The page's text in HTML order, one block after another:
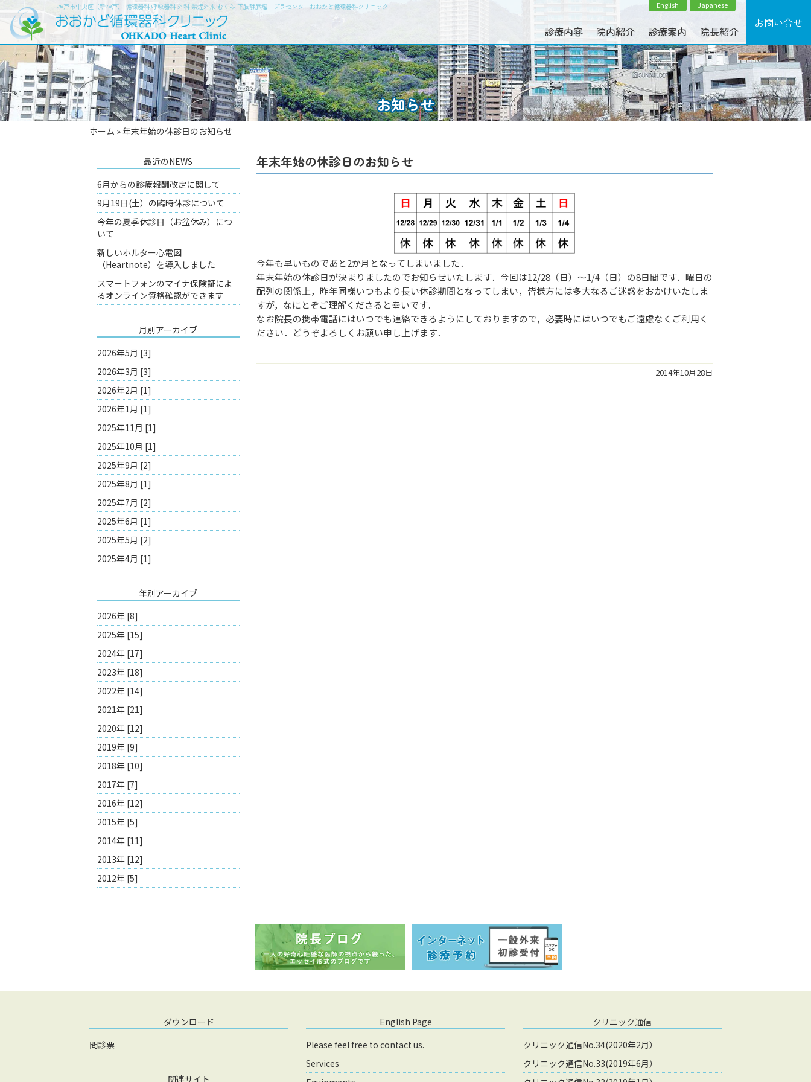
神戸市中央区（新神戸） 循環器科 呼吸器科 外科 禁煙外来 むくみ 下肢静脈瘤 プラセンタ おおかど循環器科クリニック
診療内容 院内紹介 診療案内 院長紹介
English Japanese
お知らせ
ホーム »年末年始の休診日のお知らせ
年末年始の休診日のお知らせ
今年も早いものであと2か月となってしまいました．
年末年始の休診日が決まりましたのでお知らせいたします．今回は12/28（日）～1/4（日）の8日間です．曜日の
配列の関係上，昨年同様いつもより長い休診期間となってしまい，皆様方には多大なるご迷惑をおかけいたしま
すが，なにとぞご理解くださると幸いです．
なお院長の携帯電話にはいつでも連絡できるようにしておりますので，必要時にはいつでもご遠慮なくご利用く
ださい．どうぞよろしくお願い申し上げます．
2014年10月28日
最近のNEWS
6月からの診療報酬改定に関して
9月19日(土）の臨時休診について
今年の夏季休診日（お盆休み）につ
いて
新しいホルター心電図
（Heartnote）を導入しました
スマートフォンのマイナ保険証によ
るオンライン資格確認ができます
月別アーカイブ
2026年5月 [3]
2026年3月 [3]
2026年2月 [1]
2026年1月 [1]
2025年11月 [1]
2025年10月 [1]
2025年9月 [2]
2025年8月 [1]
2025年7月 [2]
2025年6月 [1]
2025年5月 [2]
2025年4月 [1]
年別アーカイブ
2026年 [8]
2025年 [15]
2024年 [17]
2023年 [18]
2022年 [14]
2021年 [21]
2020年 [12]
2019年 [9]
2018年 [10]
2017年 [7]
2016年 [12]
2015年 [5]
2014年 [11]
2013年 [12]
2012年 [5]
ダウンロード
問診票
関連サイト
English Page
Please feel free to contact us.
Services
クリニック通信
クリニック通信No.34(2020年2月）
クリニック通信No.33(2019年6月）